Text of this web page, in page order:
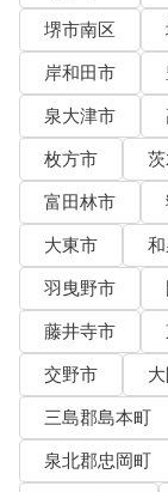
堺市南区
岸和田市
泉大津市
枚方市
富田林市
大東市
羽曳野市
藤井寺市
交野市
三島郡島本町
泉北郡忠岡町